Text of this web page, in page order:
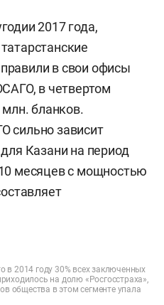
2017 года,
в свои офисы
в четвертом
млн. бланков.
сильно зависит
Казани на период
месяцев с мощностью
в 2014 году 30% всех заключенных
на долю «Росгосстраха»,
общества в этом сегменте упала